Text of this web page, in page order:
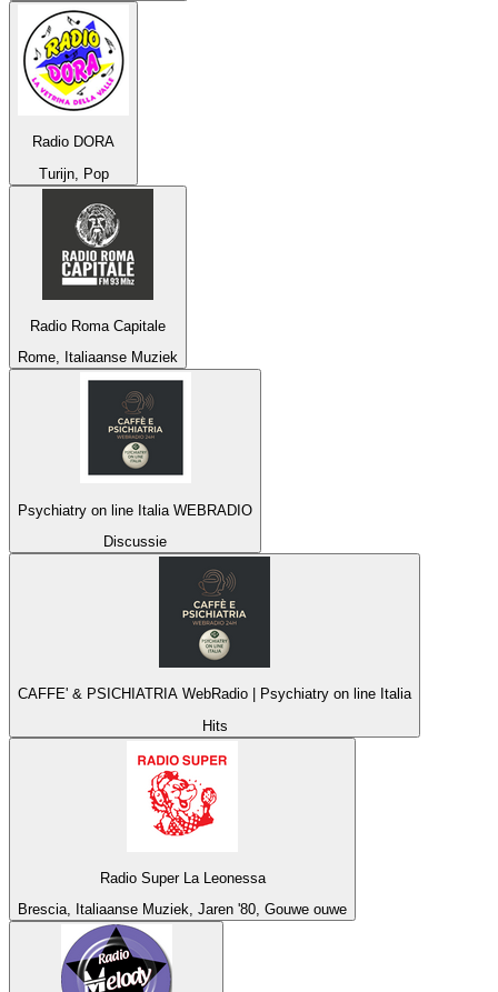
Radio DORA
Turijn, Pop
Radio Roma Capitale
Rome, Italiaanse Muziek
Psychiatry on line Italia WEBRADIO
Discussie
CAFFE' & PSICHIATRIA WebRadio | Psychiatry on line Italia
Hits
Radio Super La Leonessa
Brescia, Italiaanse Muziek, Jaren '80, Gouwe ouwe